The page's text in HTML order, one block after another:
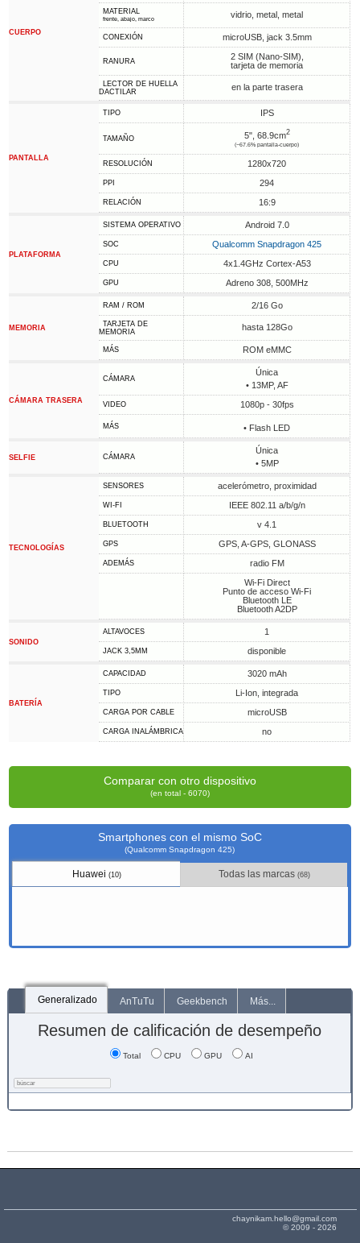
CUERPO
MATERIAL
frente, abajo, marco vidrio, metal, metal
CONEXIÓN microUSB, jack 3.5mm
RANURA
2 SIM (Nano-SIM),
tarjeta de memoria
LECTOR DE HUELLA
DACTILAR
en la parte trasera
PANTALLA
TIPO IPS
TAMAÑO 5", 68.9cm2
(~67.6% pantalla-cuerpo)
RESOLUCIÓN 1280x720
PPI 294
RELACIÓN 16:9
PLATAFORMA
SISTEMA OPERATIVO Android 7.0
SOC Qualcomm Snapdragon 425
CPU 4x1.4GHz Cortex-A53
GPU Adreno 308, 500MHz
MEMORIA
RAM / ROM 2/16 Go
TARJETA DE
MEMORIA
hasta 128Go
MÁS ROM eMMC
CÁMARA TRASERA
CÁMARA
Única
• 13MP, AF
VIDEO 1080p - 30fps
MÁS • Flash LED
SELFIE CÁMARA
Única
• 5MP
TECNOLOGÍAS
SENSORES acelerómetro, proximidad
WI-FI IEEE 802.11 a/b/g/n
BLUETOOTH v 4.1
GPS GPS, A-GPS, GLONASS
ADEMÁS
radio FM
Wi-Fi Direct
Punto de acceso Wi-Fi
Bluetooth LE
Bluetooth A2DP
SONIDO
ALTAVOCES 1
JACK 3,5MM disponible
BATERÍA
CAPACIDAD 3020 mAh
TIPO Li-Ion, integrada
CARGA POR CABLE microUSB
CARGA INALÁMBRICA no
Comparar con otro dispositivo
(en total - 6070)
Smartphones con el mismo SoC
(Qualcomm Snapdragon 425)
Huawei (10) Todas las marcas (68)
Generalizado AnTuTu Geekbench Más...
Resumen de calificación de desempeño
Total CPU GPU AI
chaynikam.hello@gmail.com
© 2009 - 2026